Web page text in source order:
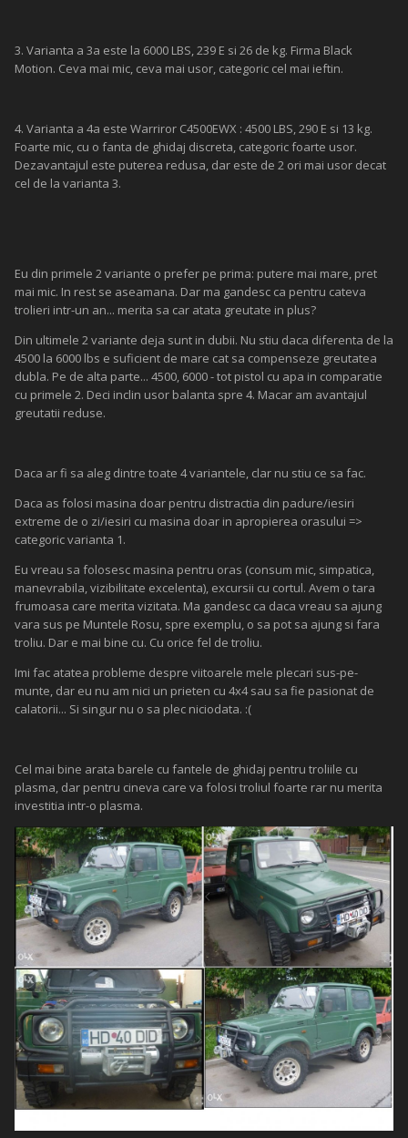
3. Varianta a 3a este la 6000 LBS, 239 E si 26 de kg. Firma Black
Motion. Ceva mai mic, ceva mai usor, categoric cel mai ieftin.
4. Varianta a 4a este Warriror C4500EWX : 4500 LBS, 290 E si 13 kg.
Foarte mic, cu o fanta de ghidaj discreta, categoric foarte usor.
Dezavantajul este puterea redusa, dar este de 2 ori mai usor decat
cel de la varianta 3.
Eu din primele 2 variante o prefer pe prima: putere mai mare, pret
mai mic. In rest se aseamana. Dar ma gandesc ca pentru cateva
trolieri intr-un an... merita sa car atata greutate in plus?
Din ultimele 2 variante deja sunt in dubii. Nu stiu daca diferenta de la
4500 la 6000 lbs e suficient de mare cat sa compenseze greutatea
dubla. Pe de alta parte... 4500, 6000 - tot pistol cu apa in comparatie
cu primele 2. Deci inclin usor balanta spre 4. Macar am avantajul
greutatii reduse.
Daca ar fi sa aleg dintre toate 4 variantele, clar nu stiu ce sa fac.
Daca as folosi masina doar pentru distractia din padure/iesiri
extreme de o zi/iesiri cu masina doar in apropierea orasului =>
categoric varianta 1.
Eu vreau sa folosesc masina pentru oras (consum mic, simpatica,
manevrabila, vizibilitate excelenta), excursii cu cortul. Avem o tara
frumoasa care merita vizitata. Ma gandesc ca daca vreau sa ajung
vara sus pe Muntele Rosu, spre exemplu, o sa pot sa ajung si fara
troliu. Dar e mai bine cu. Cu orice fel de troliu.
Imi fac atatea probleme despre viitoarele mele plecari sus-pe-
munte, dar eu nu am nici un prieten cu 4x4 sau sa fie pasionat de
calatorii... Si singur nu o sa plec niciodata. :(
Cel mai bine arata barele cu fantele de ghidaj pentru troliile cu
plasma, dar pentru cineva care va folosi troliul foarte rar nu merita
investitia intr-o plasma.